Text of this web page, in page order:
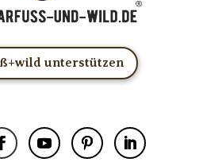
unterstützen